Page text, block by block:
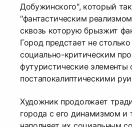
Добужинского", который
"фантастическим
сквозь которую брызжит
Город предстает не
социально-критическим
футуристические элементы
постапокалиптическими
Художник продолжает
города с его динамизмом и